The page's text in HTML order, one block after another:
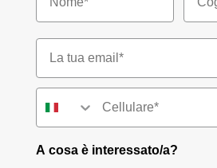
Email*
Numero di telefono
A cosa è interessato/a?